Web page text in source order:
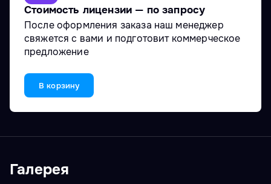
Стоимость лицензии — по запросу
После оформления заказа наш менеджер
свяжется с вами и подготовит коммерческое
предложение
В корзину
Галерея